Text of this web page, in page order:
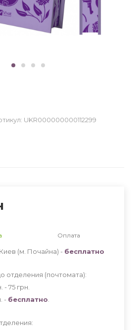
UKR000000000112299
Оплата
(м. Почайна) - бесплатно
отделения (почтомата):
- 75 грн
- бесплатно